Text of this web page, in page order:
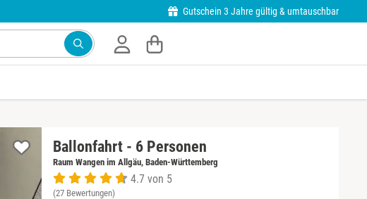
Gutschein 3 Jahre gültig & umtauschbar
Ballonfahrt - 6 Personen
Raum Wangen im Allgäu, Baden-Württemberg
4.7 von 5
(27 Bewertungen)